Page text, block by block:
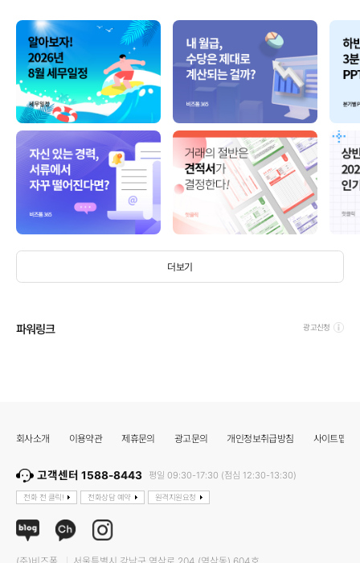
더보기
파워링크 광고신청
회사소개 이용약관 제휴문의 광고문의 개인정보취급방침 사이트맵
고객센터 1588-8443 평일 09:30-17:30 (점심 12:30-13:30)
전화 전 클릭! 전화상담 예약 원격지원요청